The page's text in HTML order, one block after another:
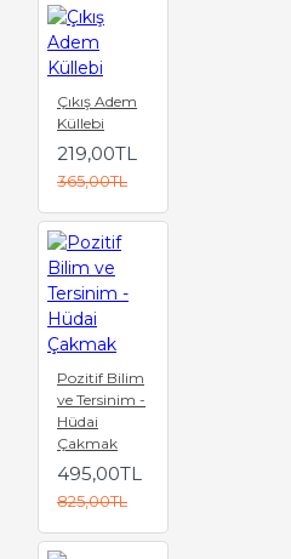
Çıkış Adem
Küllebi
219,00TL
365,00TL
Pozitif Bilim
ve Tersinim -
Hüdai
Çakmak
495,00TL
825,00TL